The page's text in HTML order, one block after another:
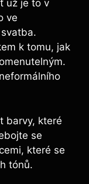
už je to v
ve
k tomu, jak
barvy, které⁣
se
které se
tónů.